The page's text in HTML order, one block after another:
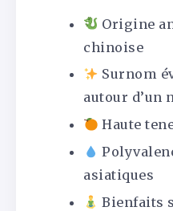
Origine
chinoise
Surnom
autour d’un
Haute
asiatiques
Bienfaits